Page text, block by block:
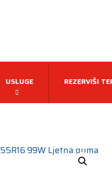
USLUGE REZERVIŠI